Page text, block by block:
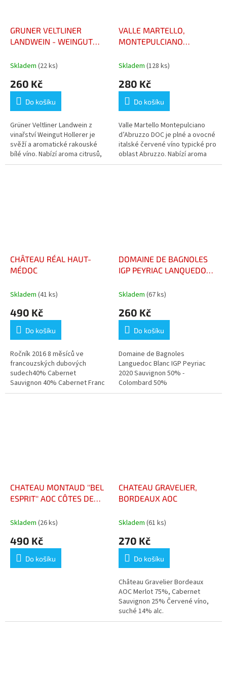
GRUNER VELTLINER
LANDWEIN - WEINGUT
Skladem (22 ks)
260 Kč
Do košíku
Grüner Veltliner Landwein z
vinařství Weingut Hollerer je
svěží a aromatické rakouské
bílé víno. Nabízí aroma citrusů,
zeleného jablka a jemných
VALLE MARTELLO,
MONTEPULCIANO
Skladem (128 ks)
280 Kč
Do košíku
Valle Martello Montepulciano
d’Abruzzo DOC je plné a ovocné
italské červené víno typické pro
oblast Abruzzo. Nabízí aroma
černé třešně, švestky a
CHÂTEAU RÉAL HAUT-
MÉDOC
Skladem (41 ks)
490 Kč
Do košíku
Ročník 2016 8 měsíců ve
francouzských dubových
sudech40% Cabernet
Sauvignon 40% Cabernet Franc
20% Merlot Chateau Real
DOMAINE DE BAGNOLES
IGP PEYRIAC LANQUEDOC
Skladem (67 ks)
260 Kč
Do košíku
Domaine de Bagnoles
Languedoc Blanc IGP Peyriac
2020 Sauvignon 50% -
Colombard 50%
CHATEAU MONTAUD ''BEL
ESPRIT'' AOC CÔTES DE
Skladem (26 ks)
490 Kč
Do košíku
CHATEAU GRAVELIER,
BORDEAUX AOC
Skladem (61 ks)
270 Kč
Do košíku
Château Gravelier Bordeaux
AOC Merlot 75%, Cabernet
Sauvignon 25% Červené víno,
suché 14% alc.